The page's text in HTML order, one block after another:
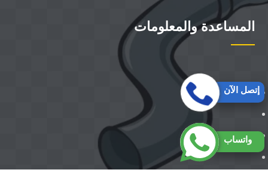
المساعدة والمعلومات
واتساب
إتصل الآن